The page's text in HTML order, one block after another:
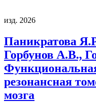
изд. 2026
Паникратова
Горбунов А.В.,
резонансная
мозга